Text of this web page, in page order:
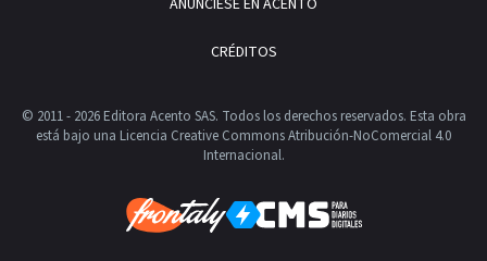
ANÚNCIESE EN ACENTO
CRÉDITOS
© 2011 - 2026 Editora Acento SAS. Todos los derechos reservados. Esta obra
está bajo una Licencia Creative Commons Atribución-NoComercial 4.0
Internacional.